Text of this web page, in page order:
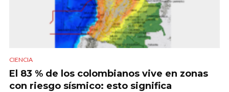
CIENCIA
El 83 % de los colombianos vive en zonas
con riesgo sísmico: esto significa